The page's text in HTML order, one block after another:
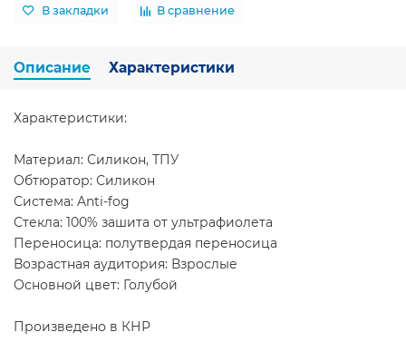
В закладки В сравнение
Описание Характеристики
Характеристики:
Материал: Силикон, ТПУ
Обтюратор: Силикон
Система: Anti-fog
Стекла: 100% зашита от ультрафиолета
Переносица: полутвердая переносица
Возрастная аудитория: Взрослые
Основной цвет: Голубой
Произведено в КНР